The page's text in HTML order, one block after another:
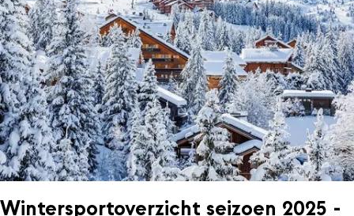
Wintersportoverzicht seizoen 2025 -